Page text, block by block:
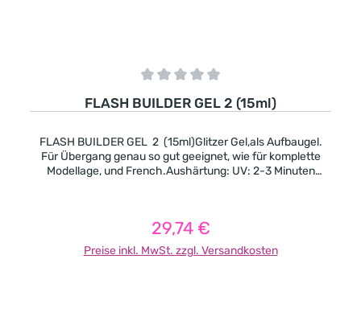
Durchschnittliche Bewertung von 0 von 5 Sternen
FLASH BUILDER GEL 2 (15ml)
FLASH BUILDER GEL 2 (15ml)Glitzer Gel,als Aufbaugel.
Für Übergang genau so gut geeignet, wie für komplette
Modellage, und French.Aushärtung: UV: 2-3 Minuten
Regulärer Preis:
29,74 €
Preise inkl. MwSt. zzgl. Versandkosten